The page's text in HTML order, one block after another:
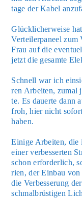
ta­ge der Kabel
Glück­li­cher­wei­se
Ver­tei­ler­pa­neel zum
Frau auf die
jetzt die gesam­te
Schnell war ich
ren Arbei­ten, zumal
te. Es dau­er­te dann
froh, hier nicht
haben.
Eini­ge Arbei­ten, die
einer ver­bes­ser­ten
schon erfor­der­lich,
rien, der Ein­bau
die Ver­bes­se­rung
schmal­brüs­ti­gen